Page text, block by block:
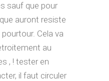
sauf que pour
auront resiste
Cela va
au
, ! tester en
il faut circuler